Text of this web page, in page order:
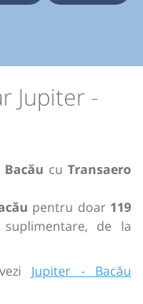
Jupiter -
Bacău cuTransaero
pentru doar 119
de la
Jupiter - Bacău